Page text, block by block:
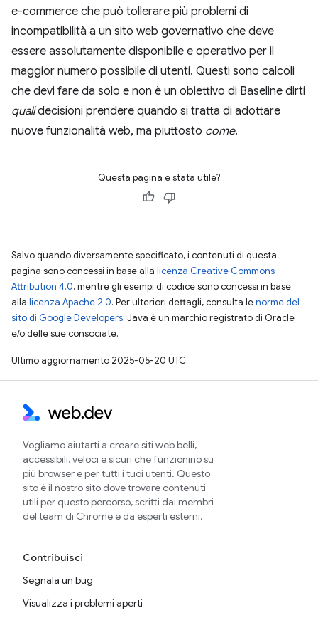
e-commerce che può tollerare più problemi di
incompatibilità a un sito web governativo che deve
essere assolutamente disponibile e operativo per il
maggior numero possibile di utenti. Questi sono calcoli
che devi fare da solo e non è un obiettivo di Baseline dirti
qualidecisioni prendere quando si tratta di adottare
nuove funzionalità web, ma piuttosto come.
Questa pagina è stata utile?
Salvo quando diversamente specificato, i contenuti di questa
pagina sono concessi in base alla licenza Creative Commons
Attribution 4.0, mentre gli esempi di codice sono concessi in base
alla licenza Apache 2.0. Per ulteriori dettagli, consulta lenorme del
sito di Google Developers. Java è un marchio registrato di Oracle
e/o delle sue consociate.
Ultimo aggiornamento 2025-05-20 UTC.
Vogliamo aiutarti a creare siti web belli,
accessibili, veloci e sicuri che funzionino su
più browser e per tutti i tuoi utenti. Questo
sito è il nostro sito dove trovare contenuti
utili per questo percorso, scritti dai membri
del team di Chrome e da esperti esterni.
Contribuisci
Segnala un bug
Visualizza i problemi aperti